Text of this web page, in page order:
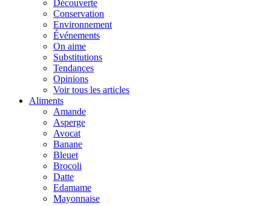
Découverte
Conservation
Environnement
Événements
On aime
Substitutions
Tendances
Opinions
Voir tous les articles
Aliments
Amande
Asperge
Avocat
Banane
Bleuet
Brocoli
Datte
Edamame
Mayonnaise